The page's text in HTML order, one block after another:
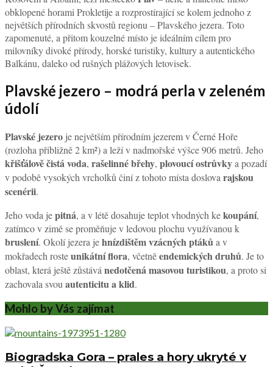
obklopené horami Prokletije a rozprostírající se kolem jednoho z
největších přírodních skvostů regionu – Plavského jezera. Toto
zapomenuté, a přitom kouzelné místo je ideálním cílem pro
milovníky divoké přírody, horské turistiky, kultury a autentického
Balkánu, daleko od rušných plážových letovisek.
Plavské jezero – modrá perla v zeleném
údolí
Plavské jezero je největším přírodním jezerem v Černé Hoře
(rozloha přibližně 2 km²) a leží v nadmořské výšce 906 metrů. Jeho
křišťálově čistá voda, rašelinné břehy, plovoucí ostrůvkya pozadí
v podobě vysokých vrcholků činí z tohoto místa doslova rajskou
scenérii.
Jeho voda jepitná, a v létě dosahuje teplot vhodných kekoupání,
zatímco v zimě se proměňuje v ledovou plochu využívanou k
bruslení. Okolí jezera jehnízdištěm vzácných ptákůa v
mokřadech rosteunikátní flora, včetněendemických druhů. Je to
oblast, která ještě zůstává nedotčená masovou turistikou, a proto si
zachovala svou autenticitu a klid.
Mohlo by Vás zajímat
Biogradska Gora – prales a hory ukryté v